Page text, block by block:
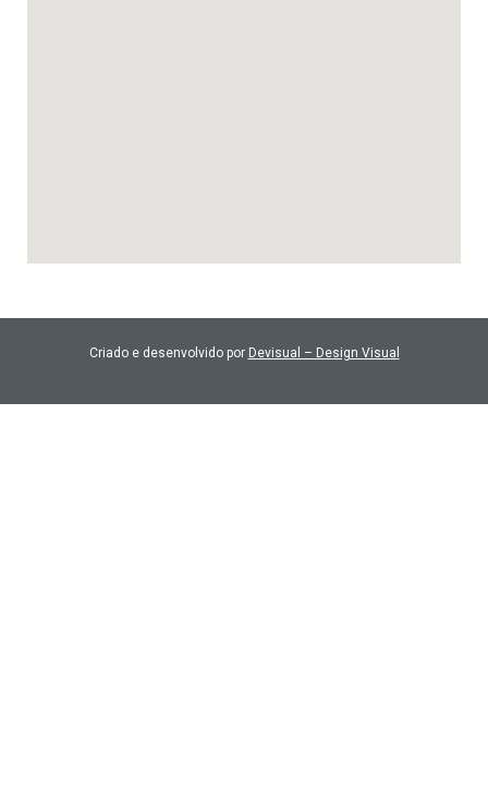
Criado e desenvolvido por Devisual – Design Visual